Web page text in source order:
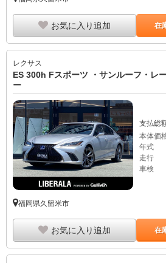
お気に入り追加 在
レクサス
ES 300h Fスポーツ ・サンルーフ・レ
ー
支払総
本体価
年式
走行
車検
福岡県久留米市
お気に入り追加 在